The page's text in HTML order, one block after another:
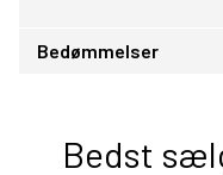
Bedømmelser
Bedst